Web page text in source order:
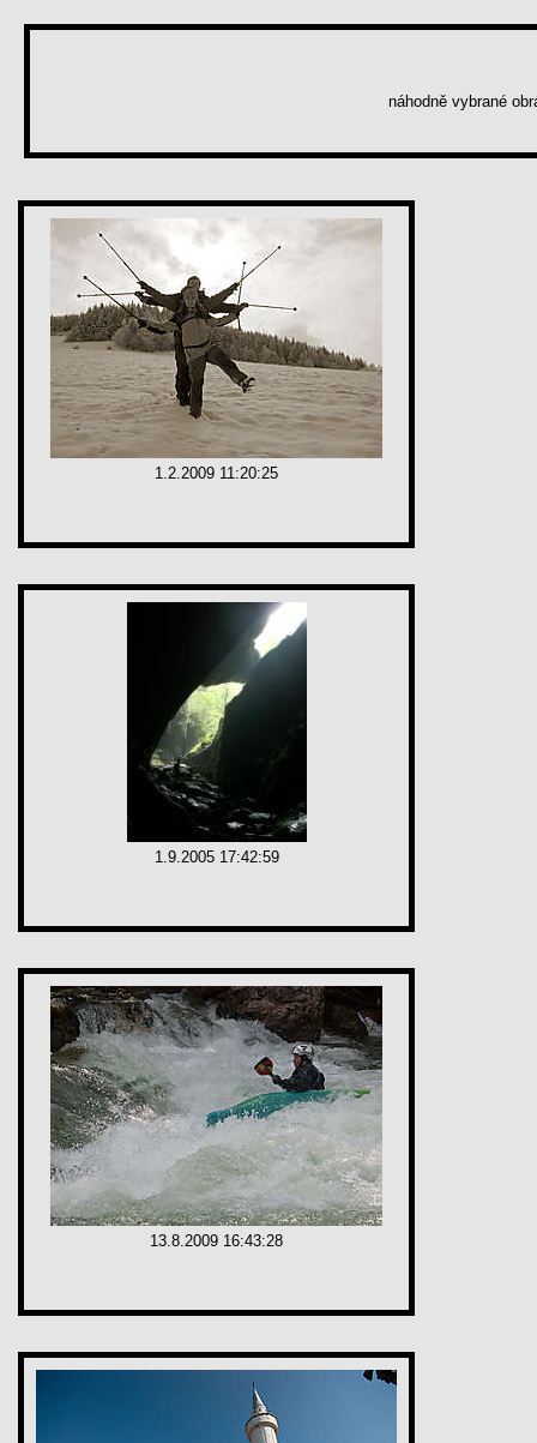
náhodně vybrané
1.2.2009 11:20:25
1.9.2005 17:42:59
13.8.2009 16:43:28